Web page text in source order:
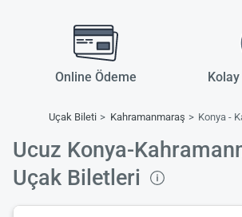
Online Ödeme
Uçak Bileti Kahramanmaraş Konya -
Ucuz Konya-
Uçak Biletleri